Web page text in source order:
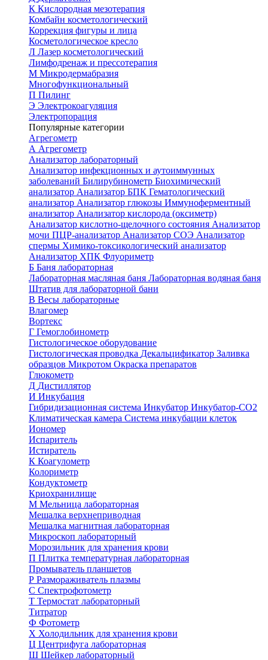
К Кислородная мезотерапия
Комбайн косметологический
Коррекция фигуры и лица
Косметологическое кресло
Л Лазер косметологический
Лимфодренаж и прессотерапия
М Микродермабразия
Многофункциональный
П Пилинг
Э Электрокоагуляция
Электропорация
Популярные категории
Агрегометр
А Агрегометр
Анализатор лабораторный
Анализатор инфекционных и аутоиммунных
заболеваний Билирубинометр Биохимический
анализатор Анализатор БПК Гематологический
анализатор Анализатор глюкозы Иммуноферментный
анализатор Анализатор кислорода (оксиметр)
Анализатор кислотно-щелочного состояния Анализатор
мочи ПЦР-анализатор Анализатор СОЭ Анализатор
спермы Химико-токсикологический анализатор
Анализатор ХПК Флуориметр
Б Баня лабораторная
Лабораторная масляная баня Лабораторная водяная баня
Штатив для лабораторной бани
В Весы лабораторные
Влагомер
Вортекс
Г Гемоглобинометр
Гистологическое оборудование
Гистологическая проводка Декальцификатор Заливка
образцов Микротом Окраска препаратов
Глюкометр
Д Дистиллятор
И Инкубация
Гибридизационная система Инкубатор Инкубатор-СО2
Климатическая камера Система инкубации клеток
Иономер
Испаритель
Истиратель
К Коагулометр
Колориметр
Кондуктометр
Криохранилище
М Мельница лабораторная
Мешалка верхнеприводная
Мешалка магнитная лабораторная
Микроскоп лабораторный
Морозильник для хранения крови
П Плитка температурная лабораторная
Промыватель планшетов
Р Размораживатель плазмы
С Спектрофотометр
Т Термостат лабораторный
Титратор
Ф Фотометр
Х Холодильник для хранения крови
Ц Центрифуга лабораторная
Ш Шейкер лабораторный